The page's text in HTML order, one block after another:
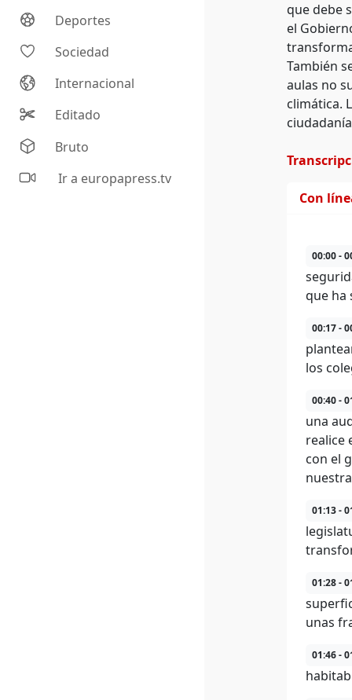
Deportes
Sociedad
Internacional
Editado
Bruto
Ir a europapress.tv
que debe
el
También
aulas no
climática.
Con
00:00 -
que ha
00:17 -
los
00:40 -
una
realice
con el
01:13 -
01:28 -
unas
01:46 -